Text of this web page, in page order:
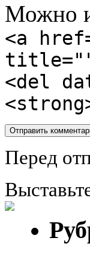
Можно
<a
<del
Перед